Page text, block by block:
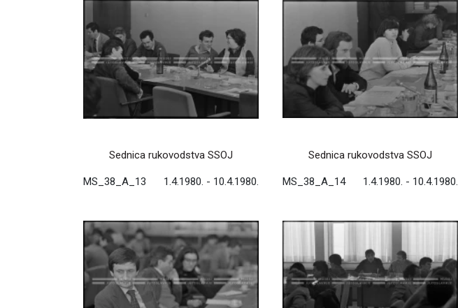
Sednica rukovodstva SSOJ
MS_38_A_13 1.4.1980. - 10.4.1980.
Sednica rukovodstva SSOJ
MS_38_A_14 1.4.1980. - 10.4.1980.